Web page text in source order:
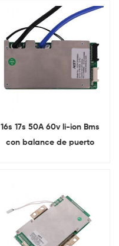
16s 17s 50A 60v li-ion Bms
con balance de puerto